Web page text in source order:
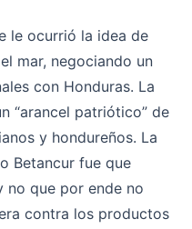
le ocurrió la idea de
mar, negociando un
con Honduras. La
“arancel patriótico” de
y hondureños. La
Betancur fue que
no que por ende no
contra los productos